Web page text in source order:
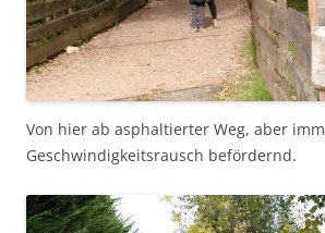
Von hier ab asphaltierter Weg, aber
Geschwindigkeitsrausch befördernd.